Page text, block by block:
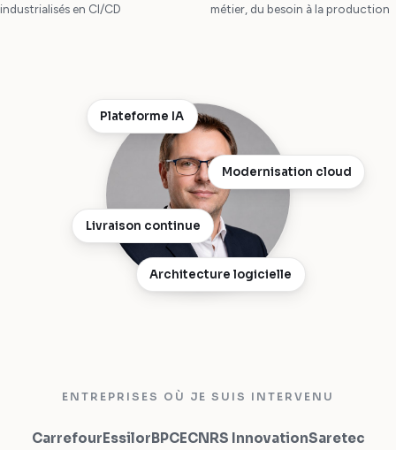
industrialisés en CI/CD métier, du besoin à la production
Plateforme IA
Modernisation cloud
Livraison continue
Architecture logicielle
ENTREPRISES OÙ JE SUIS INTERVENU
CarrefourEssilorBPCECNRS InnovationSaretec